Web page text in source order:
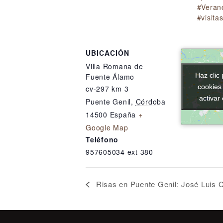
UBICACIÓN
Villa Romana de
Fuente Álamo
cv-297 km 3
Puente Genil, Córdoba
14500 España +
Google Map
Teléfono
957605034 ext 380
Haz clic
activar
Haz clic
activar
Risas en Puente Genil: José Luis